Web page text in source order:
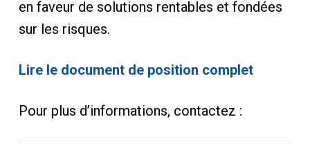
en faveur de solutions rentables et fondées
sur les risques.
Lire le document de position complet
Pour plus d’informations, contactez :